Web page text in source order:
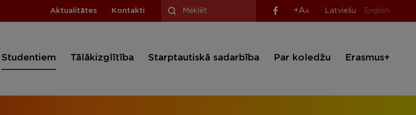
Aktualitātes Kontakti +AA Latviešu English
Studentiem Tālākizglītība Starptautiskā sadarbība Par koledžu Erasmus+